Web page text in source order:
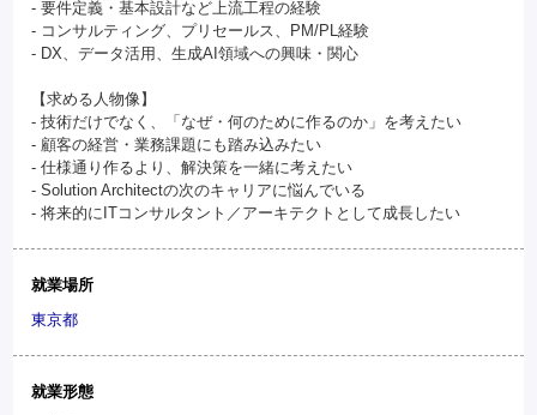
- 要件定義・基本設計など上流工程の経験
- コンサルティング、プリセールス、PM/PL経験
- DX、データ活用、生成AI領域への興味・関心
【求める人物像】
- 技術だけでなく、「なぜ・何のために作るのか」を考えたい
- 顧客の経営・業務課題にも踏み込みたい
- 仕様通り作るより、解決策を一緒に考えたい
- Solution Architectの次のキャリアに悩んでいる
- 将来的にITコンサルタント／アーキテクトとして成長したい
就業場所
東京都
就業形態